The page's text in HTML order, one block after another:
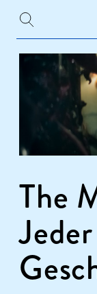
The